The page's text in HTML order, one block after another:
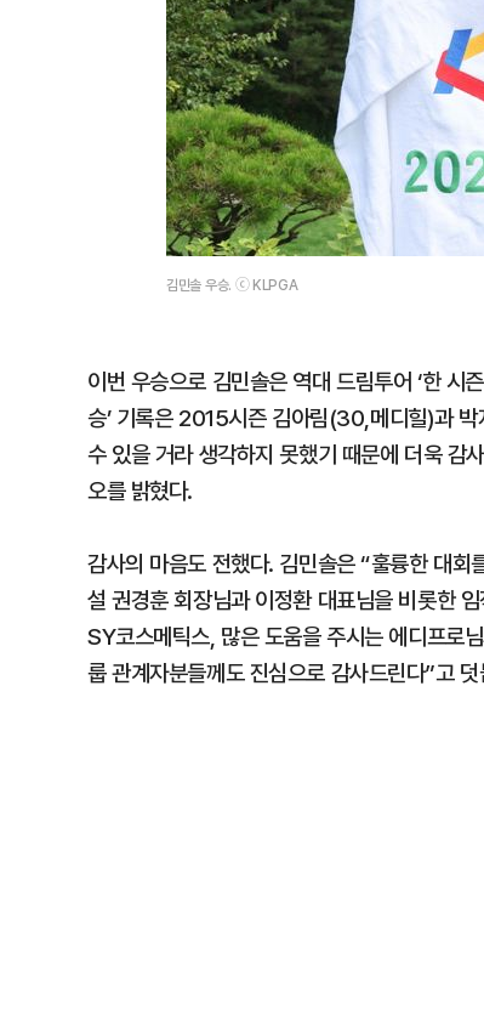
김민솔 우승. ⓒ KLPGA
이번 우승으로 김민솔은 역대 드림투어 ‘한 시
승’ 기록은 2015시즌 김아림(30,메디힐)과
수 있을 거라 생각하지 못했기 때문에 더욱 감
오를 밝혔다.
감사의 마음도 전했다. 김민솔은 “훌륭한 대
설 권경훈 회장님과 이정환 대표님을 비롯한
SY코스메틱스, 많은 도움을 주시는 에디프로
룹 관계자분들께도 진심으로 감사드린다”고